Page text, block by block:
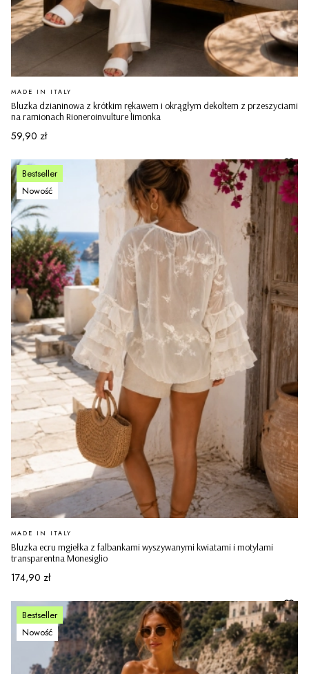
Bluzka dzianinowa z krótkim rękawem i okrągłym dekoltem z przeszyciami
na ramionach Rioneroinvulture limonka
PRODUCENT
MADE IN ITALY
Cena
59,90 zł
Bestseller
Nowość
Bluzka ecru mgiełka z falbankami wyszywanymi kwiatami i motylami
transparentna Monesiglio
PRODUCENT
MADE IN ITALY
Cena
174,90 zł
Bestseller
Nowość